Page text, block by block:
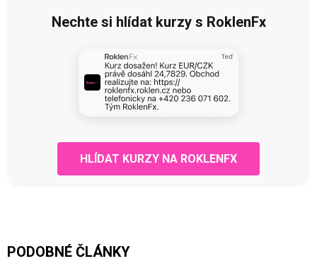
Nechte si hlídat kurzy s RoklenFx
HLÍDAT KURZY NA ROKLENFX
PODOBNÉ ČLÁNKY